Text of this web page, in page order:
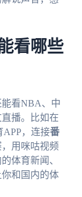
看哪些
看NBA、中
播。比如在
，连接番
用咪咕视频
体育新闻、
和国内的体